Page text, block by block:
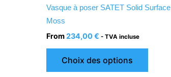
Vasque à poser SATET Solid Surface
Moss
From234,00€ - TVA incluse
Choix des options